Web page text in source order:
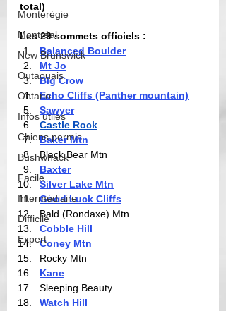
Montérégie
Montréal
New Brunswick
Outaouais
Ontario
Infos utiles
Chiens permis
Bushwhack
Facile
Intermédiaire
Difficile
Expert
total)
Les 29 sommets officiels :
Balanced Boulder
Mt Jo
Big Crow
Echo Cliffs (Panther mountain)
Sawyer
Castle Rock
Baker Mtn
Black Bear Mtn
Baxter
Silver Lake Mtn
Good Luck Cliffs
Bald (Rondaxe) Mtn
Cobble Hill
Coney Mtn
Rocky Mtn
Kane
Sleeping Beauty
Watch Hill